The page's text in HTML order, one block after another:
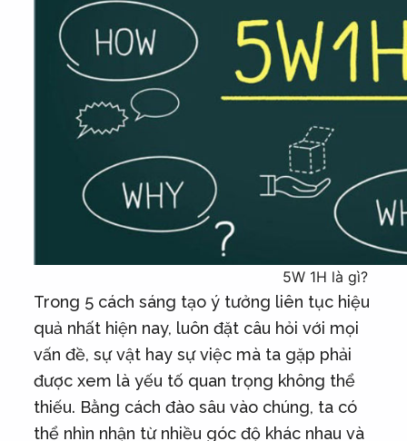
5W 1H là gì?
Trong 5 cách sáng tạo ý tưởng liên tục hiệu
quả nhất hiện nay, luôn đặt câu hỏi với mọi
vấn đề, sự vật hay sự việc mà ta gặp phải
được xem là yếu tố quan trọng không thể
thiếu. Bằng cách đào sâu vào chúng, ta có
thể nhìn nhận từ nhiều góc độ khác nhau và